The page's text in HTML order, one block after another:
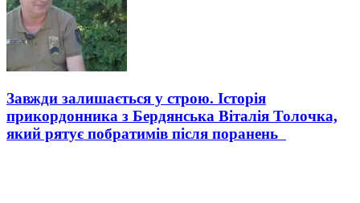
Завжди залишається у строю. Історія
прикордонника з Бердянська Віталія Толочка,
який рятує побратимів після поранень